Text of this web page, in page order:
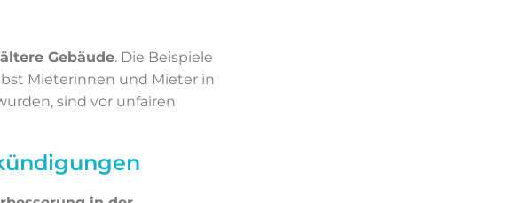
Gebäude. Die Beispiele
Mieterinnen und Mieter in
sind vor unfairen